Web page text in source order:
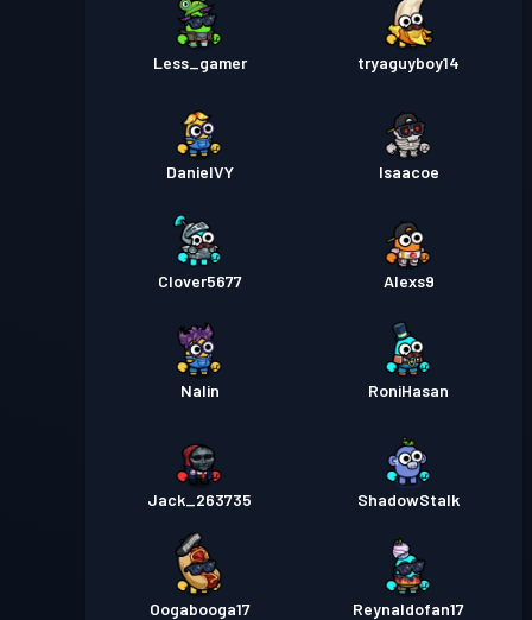
Less_gamer tryaguyboy14
DanielVY Isaacoe
Clover5677 Alexs9
Nalin RoniHasan
Jack_263735 ShadowStalk
Oogabooga17 Reynaldofan17